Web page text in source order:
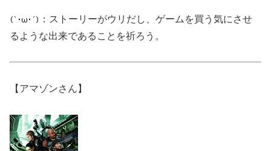
：ストーリーがウリだし、ゲームを買う気にさせ
るような出来であることを祈ろう。
【アマゾンさん】